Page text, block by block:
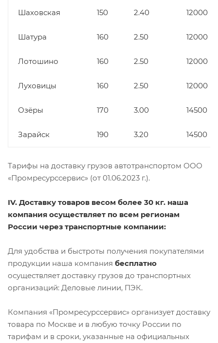
Шаховская 150 2.40 12000
Шатура 160 2.50 12000
Лотошино 160 2.50 12000
Луховицы 160 2.50 12000
Озёры 170 3.00 14500
Зарайск 190 3.20 14500
Тарифы на доставку грузов автотранспортом ООО
«Промресурссервис» (от 01.06.2023 г.).
IV. Доставку товаров весом более 30 кг. наша
компания осуществляет по всем регионам
России через транспортные компании:
Для удобства и быстроты получения покупателями
продукции наша компания бесплатно
осуществляет доставку грузов до транспортных
организаций: Деловые линии, ПЭК.
Компания «Промресурссервис» организует доставку
товара по Москве и в любую точку России по
тарифам и в сроки, указанные на официальных